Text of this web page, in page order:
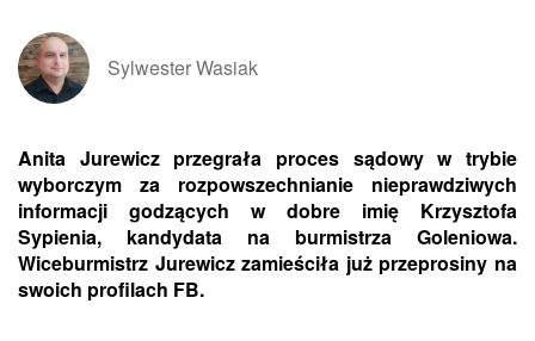
Sylwester Wasiak
Anita Jurewicz przegrała proces sądowy w trybie
wyborczym za rozpowszechnianie nieprawdziwych
informacji godzących w dobre imię Krzysztofa
Sypienia, kandydata na burmistrza Goleniowa.
Wiceburmistrz Jurewicz zamieściła już przeprosiny na
swoich profilach FB.